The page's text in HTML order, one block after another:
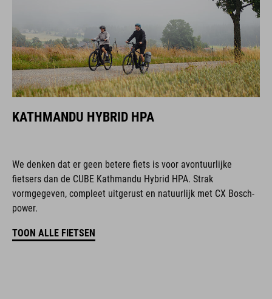
KATHMANDU HYBRID HPA
We denken dat er geen betere fiets is voor avontuurlijke
fietsers dan de CUBE Kathmandu Hybrid HPA. Strak
vormgegeven, compleet uitgerust en natuurlijk met CX Bosch-
power.
TOON ALLE FIETSEN